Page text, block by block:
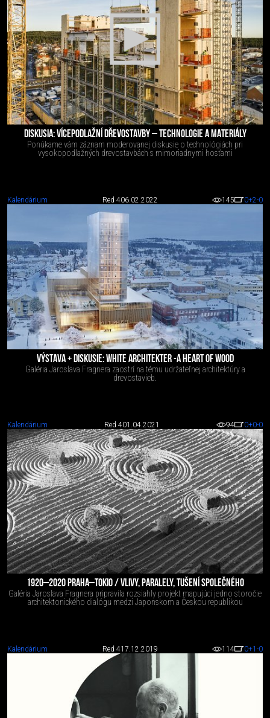
DISKUSIA: VÍCEPODLAŽNÍ DŘEVOSTAVBY – TECHNOLOGIE A MATERIÁLY
Ponúkame vám záznam moderovanej diskusie o technológiách pri
vysokopodlažných drevostavbách s mimoriadnymi hosťami
Kalendárium Red 406.02.2022 145 0+2-0
VÝSTAVA + DISKUSIE: WHITE ARCHITEKTER -A HEART OF WOOD
Galéria Jaroslava Fragnera zaostrí na tému udržateľnej architektúry a
drevostavieb.
Kalendárium Red 401.04.2021 94 0+0-0
1920–2020 PRAHA–TOKIO / VLIVY, PARALELY, TUŠENÍ SPOLEČNÉHO
Galéria Jaroslava Fragnera pripravila rozsiahly projekt mapujúci jedno storočie
architektonického dialógu medzi Japonskom a Českou republikou
Kalendárium Red 417.12.2019 114 0+1 -0